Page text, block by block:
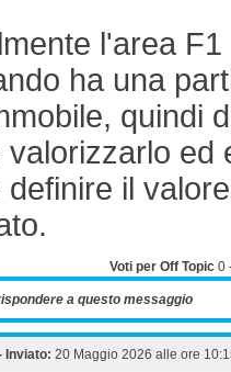
l'area
ha una
quindi
valorizzarlo ed
definire il
Voti per Off Topic 0
a questo messaggio
Inviato: 20 Maggio 2026 alle ore